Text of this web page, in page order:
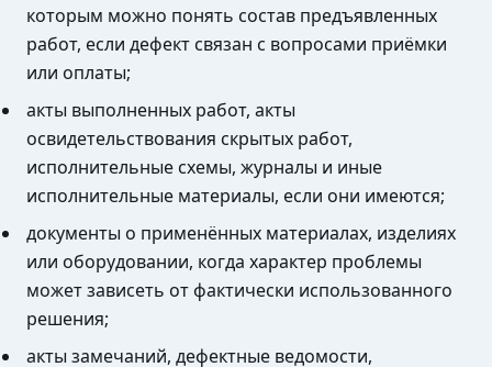
которым можно понять состав предъявленных
работ, если дефект связан с вопросами приёмки
или оплаты;
акты выполненных работ, акты
освидетельствования скрытых работ,
исполнительные схемы, журналы и иные
исполнительные материалы, если они имеются;
документы о применённых материалах, изделиях
или оборудовании, когда характер проблемы
может зависеть от фактически использованного
решения;
акты замечаний, дефектные ведомости,